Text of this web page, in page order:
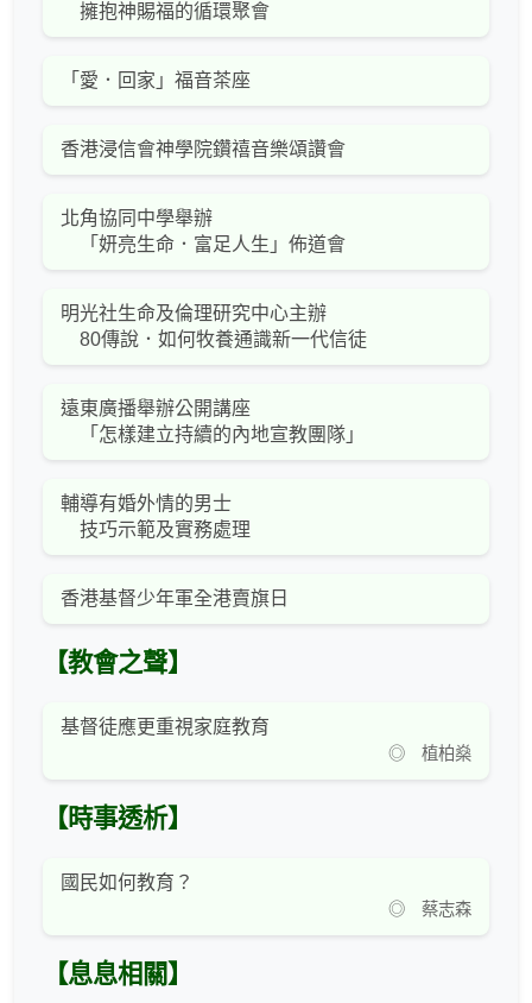
擁抱神賜福的循環聚會
「愛．回家」福音茶座
香港浸信會神學院鑽禧音樂頌讚會
北角協同中學舉辦
「妍亮生命．富足人生」佈道會
明光社生命及倫理研究中心主辦
80傳說．如何牧養通識新一代信徒
遠東廣播舉辦公開講座
「怎樣建立持續的內地宣教團隊」
輔導有婚外情的男士
技巧示範及實務處理
香港基督少年軍全港賣旗日
【教會之聲】
基督徒應更重視家庭教育
◎ 植柏燊
【時事透析】
國民如何教育？
◎ 蔡志森
【息息相關】